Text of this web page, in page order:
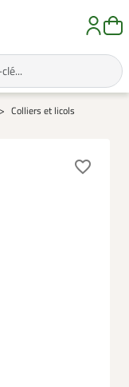
Colliers et licols
favorite_border